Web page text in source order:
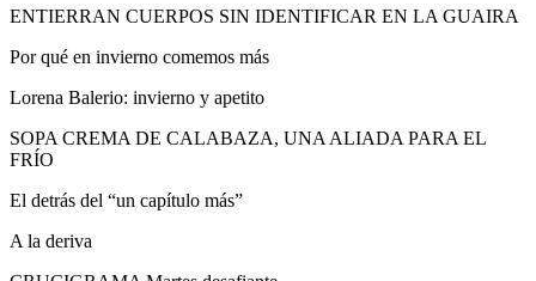
ENTIERRAN CUERPOS SIN IDENTIFICAR EN LA GUAIRA
Por qué en invierno comemos más
Lorena Balerio: invierno y apetito
SOPA CREMA DE CALABAZA, UNA ALIADA PARA EL
FRÍO
El detrás del “un capítulo más”
A la deriva